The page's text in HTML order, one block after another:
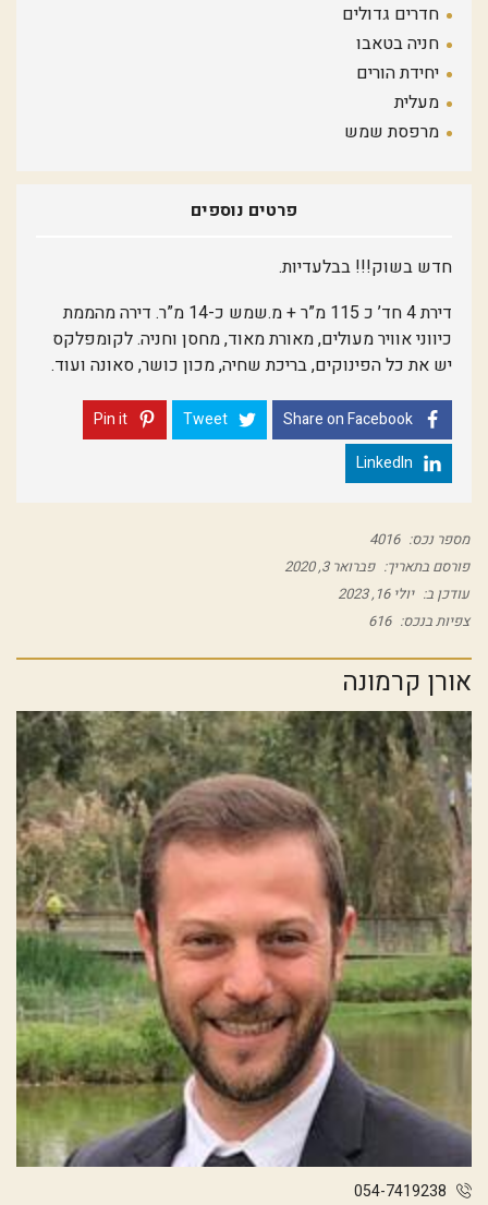
חדרים גדולים
חניה בטאבו
יחידת הורים
מעלית
מרפסת שמש
פרטים נוספים
חדש בשוק!!! בבלעדיות.
דירת 4 חד’ כ 115 מ”ר + מ.שמש כ-14 מ”ר. דירה מהממת
כיווני אוויר מעולים, מאורת מאוד, מחסן וחניה. לקומפלקס
יש את כל הפינוקים, בריכת שחיה, מכון כושר, סאונה ועוד.
Share on Facebook
Tweet
Pin it
LinkedIn
מספר נכס: 4016
פורסם בתאריך: פברואר 3, 2020
עודכן ב: יולי 16, 2023
צפיות בנכס: 616
אורן קרמונה
054-7419238